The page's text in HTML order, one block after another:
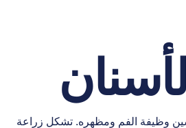
وظيفة الفم ومظهره. تشكل زراعة